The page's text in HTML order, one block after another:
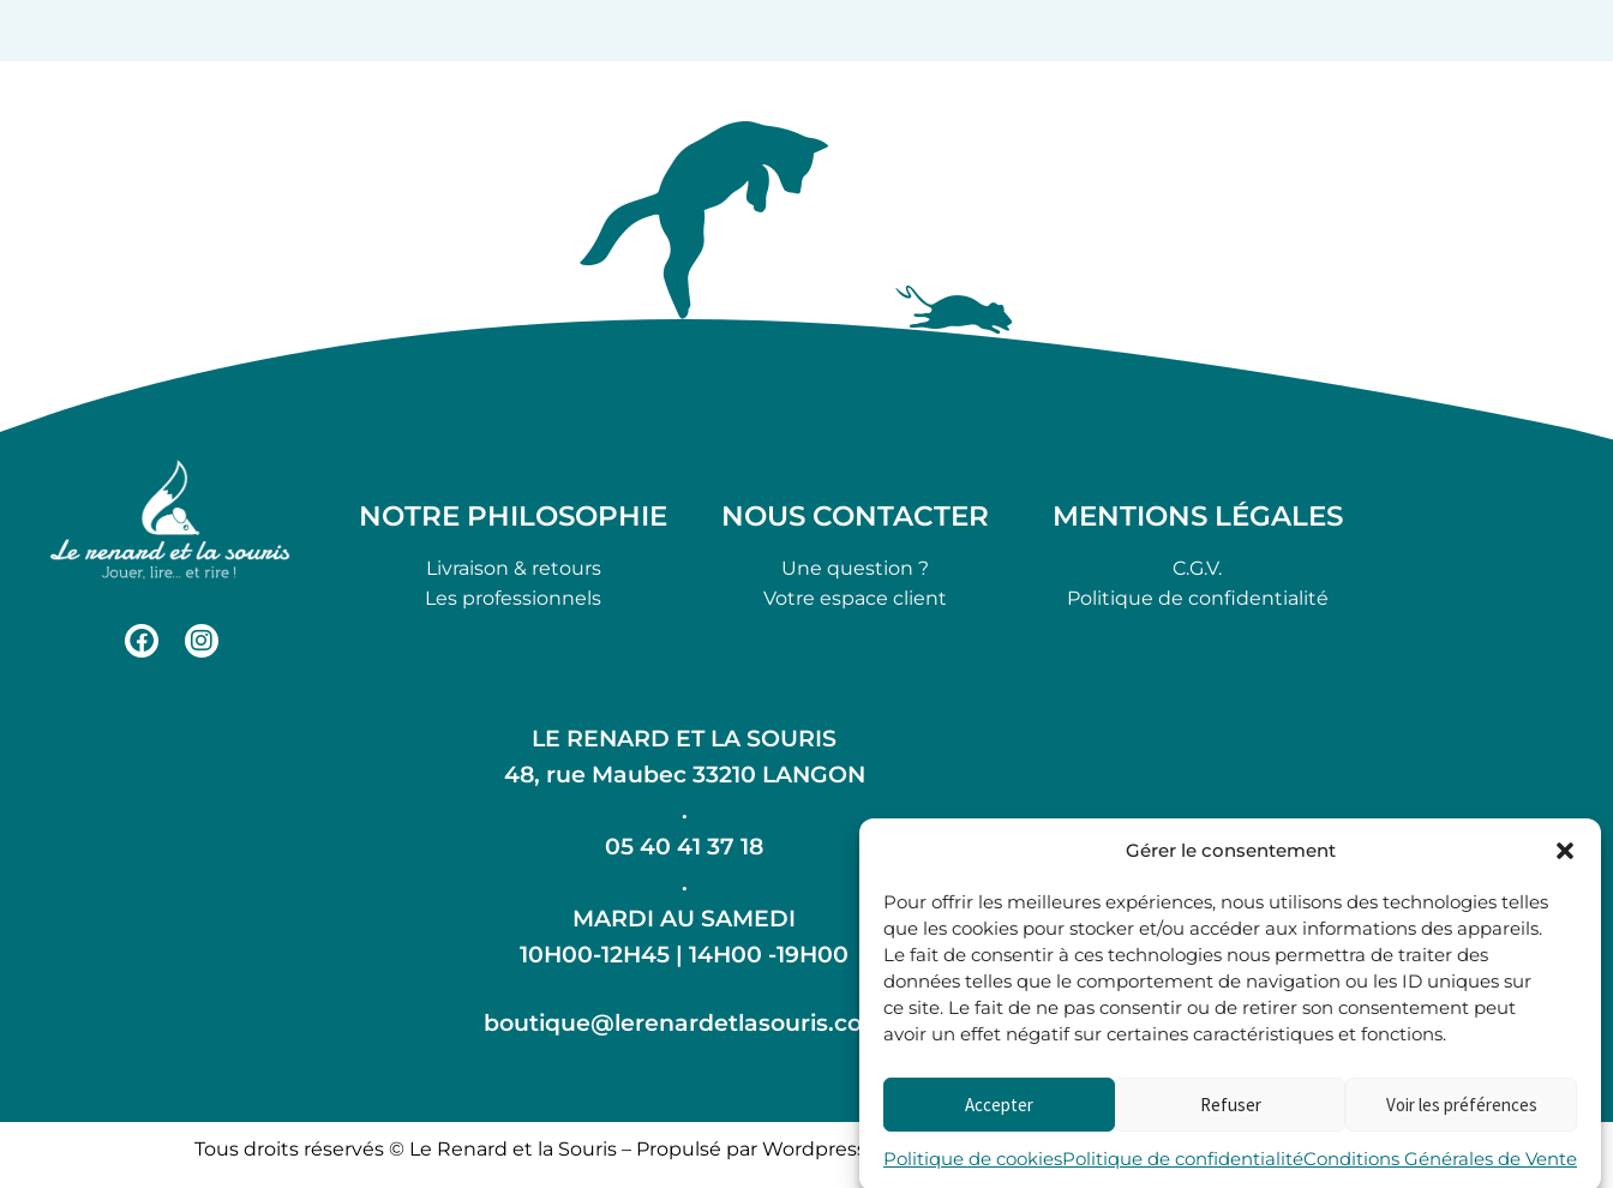
Gérer le consentement
Pour offrir les meilleures expériences, nous utilisons des technologies telles
que les cookies pour stocker et/ou accéder aux informations des appareils.
Le fait de consentir à ces technologies nous permettra de traiter des
données telles que le comportement de navigation ou les ID uniques sur
ce site. Le fait de ne pas consentir ou de retirer son consentement peut
avoir un effet négatif sur certaines caractéristiques et fonctions.
Accepter Refuser Voir les préférences
Politique de cookiesPolitique de confidentialitéConditions Générales de Vente
NOTRE PHILOSOPHIE
Livraison & retours
Les professionnels
NOUS CONTACTER
Une question ?
Votre espace client
MENTIONS LÉGALES
C.G.V.
Politique de confidentialité
LE RENARD ET LA SOURIS
48, rue Maubec 33210 LANGON
.
05 40 41 37 18
.
MARDI AU SAMEDI
10H00-12H45 | 14H00 -19H00
boutique@lerenardetlasouris.com
Tous droits réservés © Le Renard et la Souris – Propulsé par Wordpress & Piloté par l’agence Les 2 Rives